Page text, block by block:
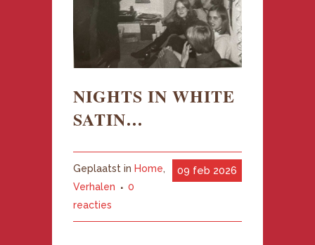
NIGHTS IN WHITE
SATIN…
09 feb 2026
Geplaatst in Home,
Verhalen
0
reacties